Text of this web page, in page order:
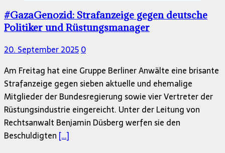
#GazaGenozid: Strafanzeige gegen deutsche
Politiker und Rüstungsmanager
20. September 20250
Am Freitag hat eine Gruppe Berliner Anwälte eine brisante
Strafanzeige gegen sieben aktuelle und ehemalige
Mitglieder der Bundesregierung sowie vier Vertreter der
Rüstungsindustrie eingereicht. Unter der Leitung von
Rechtsanwalt Benjamin Düsberg werfen sie den
Beschuldigten […]